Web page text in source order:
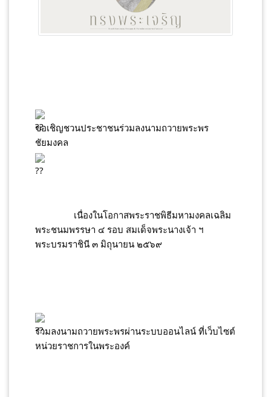
ขอเชิญชวนประชาชนร่วมลงนามถวายพระพร
ชัยมงคล
พระชนมพรรษา ๔ รอบ สมเด็จพระนางเจ้า ฯ
พระบรมราชินี ๓ มิถุนายน ๒๕๖๙
ร่วมลงนามถวายพระพรผ่านระบบออนไลน์ ที่เว็บไซต์
หน่วยราชการในพระองค์